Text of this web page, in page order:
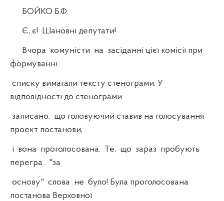
БОЙКО Б.Ф.
Є, є! Шановні депутати!
Вчора комуністи на засіданні цієї комісії при
формуванні
списку вимагали тексту стенограми. У
відповідності до стенограми
записано, що головуючий ставив на голосування
проект постанови,
і вона проголосована. Те, що зараз пробують
перегра... "за
основу" слова не було! Була проголосована
постанова Верховної